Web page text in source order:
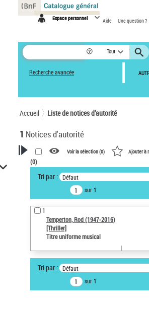
Espace personnel Aide Une question ?
Tout
Recherche avancée
Accueil Liste de notices d’autorité
1 Notices d'autorité
VOTRE RECHERCHE
Recherche avancée dans les
notices d’autorité
Œuvres liées à l'auteur :
Temperton, Rod (1947-2016)
Auteur d’œuvre
Temperton, Rod (1947-2016)
Type de notice d'autorité
Voir la sélection (0) Ajouter à
(0)
Tri par : Défaut
sur 1
1
Temperton, Rod (1947-2016)
[Thriller]
Titre uniforme musical
Tri par : Défaut
sur 1
Panneau de gestion des cookies